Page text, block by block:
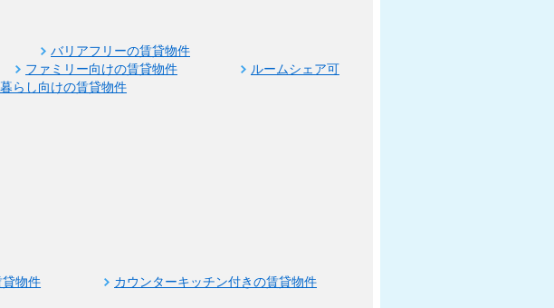
バリアフリーの賃貸物件
ファミリー向けの賃貸物件
ルームシェア可
らし向けの賃貸物件
物件
カウンターキッチン付きの賃貸物件